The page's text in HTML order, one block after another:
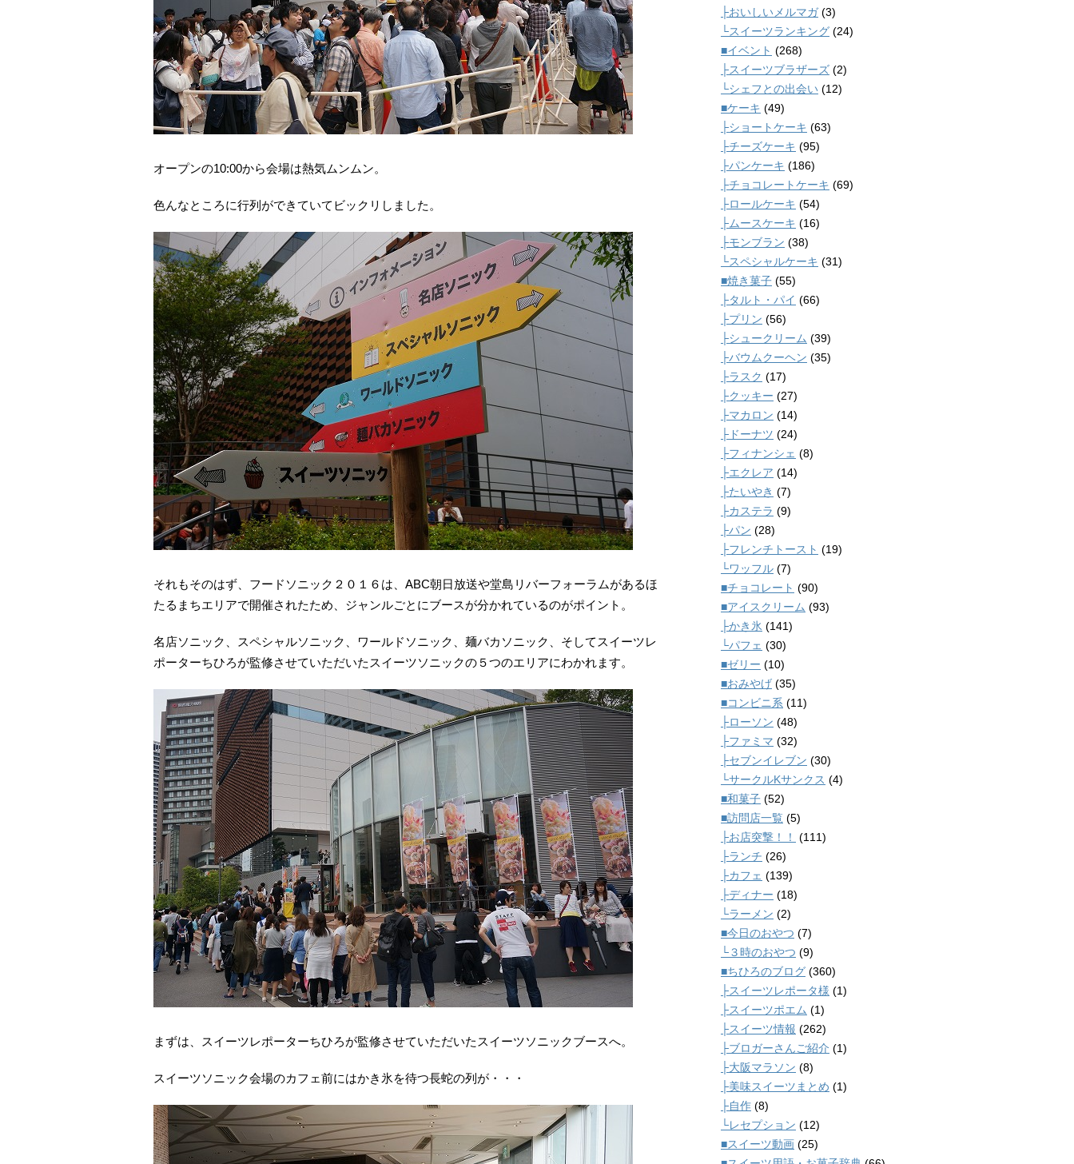
オープンの10:00から会場は熱気ムンムン。
色んなところに行列ができていてビックリしました。
それもそのはず、フードソニック２０１６は、ABC朝日放送や堂島リバーフォーラムがあるほ
たるまちエリアで開催されたため、ジャンルごとにブースが分かれているのがポイント。
名店ソニック、スペシャルソニック、ワールドソニック、麺バカソニック、そしてスイーツレ
ポーターちひろが監修させていただいたスイーツソニックの５つのエリアにわかれます。
まずは、スイーツレポーターちひろが監修させていただいたスイーツソニックブースへ。
スイーツソニック会場のカフェ前にはかき氷を待つ長蛇の列が・・・
├おいしいメルマガ(3)
└スイーツランキング (24)
■イベント (268)
├スイーツブラザーズ (2)
└シェフとの出会い (12)
■ケーキ (49)
├ショートケーキ (63)
├チーズケーキ (95)
├パンケーキ (186)
├チョコレートケーキ (69)
├ロールケーキ (54)
├ムースケーキ (16)
├モンブラン (38)
└スペシャルケーキ (31)
■焼き菓子 (55)
├タルト・パイ (66)
├プリン (56)
├シュークリーム (39)
├バウムクーヘン (35)
├ラスク (17)
├クッキー (27)
├マカロン (14)
├ドーナツ (24)
├フィナンシェ (8)
├エクレア (14)
├たいやき (7)
├カステラ (9)
├パン (28)
├フレンチトースト (19)
└ワッフル (7)
■チョコレート (90)
■アイスクリーム (93)
├かき氷 (141)
└パフェ (30)
■ゼリー (10)
■おみやげ (35)
■コンビニ系 (11)
├ローソン (48)
├ファミマ (32)
├セブンイレブン (30)
└サークルKサンクス (4)
■和菓子 (52)
■訪問店一覧 (5)
├お店突撃！！
(111)
├ランチ (26)
├カフェ (139)
├ディナー (18)
└ラーメン (2)
■今日のおやつ (7)
└３時のおやつ (9)
■ちひろのブログ (360)
├スイーツレポータ様 (1)
├スイーツポエム (1)
├スイーツ情報 (262)
├ブロガーさんご紹介 (1)
├大阪マラソン (8)
├美味スイーツまとめ (1)
├自作 (8)
└レセプション (12)
■スイーツ動画 (25)